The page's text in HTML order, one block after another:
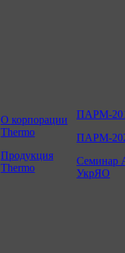
О корпорации
Thermo
Продукция
Thermo
ПАРМ-
ПАРМ-
Семинар
УкрЯО